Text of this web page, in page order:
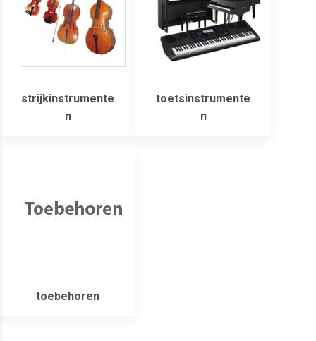
strijkinstrumente
n
toetsinstrumente
n
toebehoren